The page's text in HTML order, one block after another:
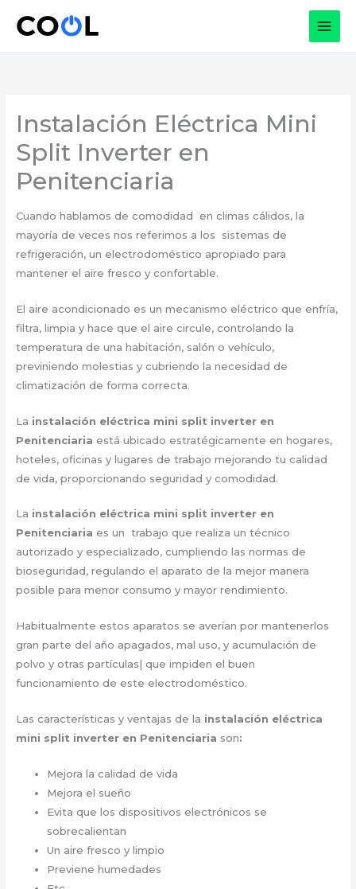
Instalación Eléctrica Mini
Split Inverter en
Penitenciaria
Cuando hablamos de comodidad en climas cálidos, la
mayoría de veces nos referimos a los sistemas de
refrigeración, un electrodoméstico apropiado para
mantener el aire fresco y confortable.
El aire acondicionado es un mecanismo eléctrico que enfría,
filtra, limpia y hace que el aire circule, controlando la
temperatura de una habitación, salón o vehículo,
previniendo molestias y cubriendo la necesidad de
climatización de forma correcta.
La instalación eléctrica mini split inverter en
Penitenciariaestá ubicado estratégicamente en hogares,
hoteles, oficinas y lugares de trabajo mejorando tu calidad
de vida, proporcionando seguridad y comodidad.
La instalación eléctrica mini split inverter en
Penitenciaria es un trabajo que realiza un técnico
autorizado y especializado, cumpliendo las normas de
bioseguridad, regulando el aparato de la mejor manera
posible para menor consumo y mayor rendimiento.
Habitualmente estos aparatos se averían por mantenerlos
gran parte del año apagados, mal uso, y acumulación de
polvo y otras partículas| que impiden el buen
funcionamiento de este electrodoméstico.
Las características y ventajas de la instalación eléctrica
mini split inverter en Penitenciaria son:
Mejora la calidad de vida
Mejora el sueño
Evita que los dispositivos electrónicos se
sobrecalientan
Un aire fresco y limpio
Previene humedades